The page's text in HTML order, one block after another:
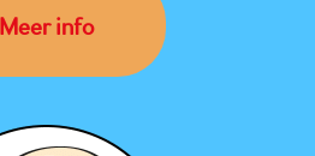
Meer info